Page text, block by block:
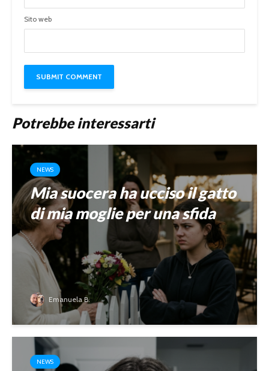
Sito web
Potrebbe interessarti
NEWS
Mia suocera ha ucciso il gatto
di mia moglie per una sfida
Emanuela B.
NEWS